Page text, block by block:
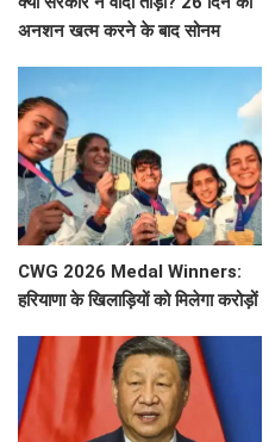
अनशन खत्म करने के बाद सोनम
CWG 2026 Medal Winners:
हरियाणा के खिलाड़ियों को मिलेगा करोड़ों